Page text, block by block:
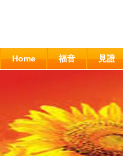
Home 福音 見證